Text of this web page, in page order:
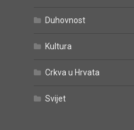
Duhovnost
Kultura
Crkva u Hrvata
Svijet